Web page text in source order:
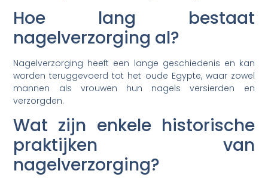
Hoe lang bestaat
nagelverzorging al?
Nagelverzorging heeft een lange geschiedenis en kan
worden teruggevoerd tot het oude Egypte, waar zowel
mannen als vrouwen hun nagels versierden en
verzorgden.
Wat zijn enkele historische
praktijken van
nagelverzorging?